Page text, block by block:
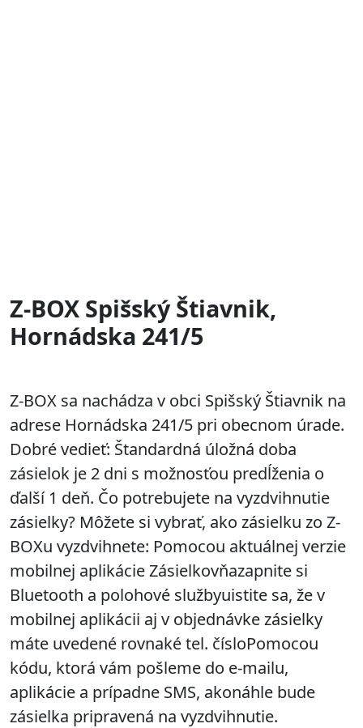
Z-BOX Spišský Štiavnik,
Hornádska 241/5
Z-BOX sa nachádza v obci Spišský Štiavnik na
adrese Hornádska 241/5 pri obecnom úrade.
Dobré vedieť: Štandardná úložná doba
zásielok je 2 dni s možnosťou predĺženia o
ďalší 1 deň. Čo potrebujete na vyzdvihnutie
zásielky? Môžete si vybrať, ako zásielku zo Z-
BOXu vyzdvihnete: Pomocou aktuálnej verzie
mobilnej aplikácie Zásielkovňazapnite si
Bluetooth a polohové službyuistite sa, že v
mobilnej aplikácii aj v objednávke zásielky
máte uvedené rovnaké tel. čísloPomocou
kódu, ktorá vám pošleme do e-mailu,
aplikácie a prípadne SMS, akonáhle bude
zásielka pripravená na vyzdvihnutie.